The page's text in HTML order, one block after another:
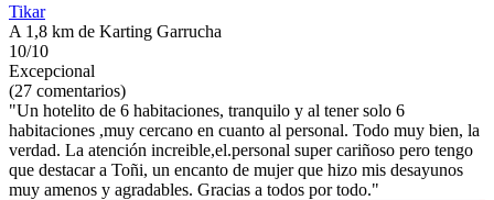
Tikar
A 1,8 km de Karting Garrucha
10/10
Excepcional
(27 comentarios)
"Un hotelito de 6 habitaciones, tranquilo y al tener solo 6
habitaciones ,muy cercano en cuanto al personal. Todo muy bien, la
verdad. La atención increible,el.personal super cariñoso pero tengo
que destacar a Toñi, un encanto de mujer que hizo mis desayunos
muy amenos y agradables. Gracias a todos por todo."